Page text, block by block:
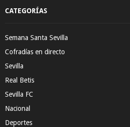
CATEGORÍAS
Semana Santa Sevilla
Cofradías en directo
Sevilla
Real Betis
Sevilla FC
Nacional
Deportes